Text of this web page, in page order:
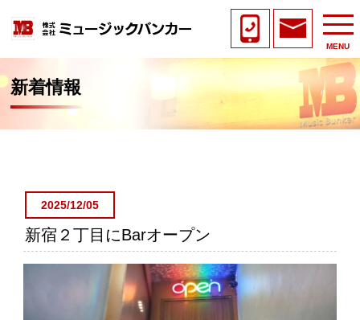
MENU
新着情報
2025/12/05
新宿２丁目にBarオープン